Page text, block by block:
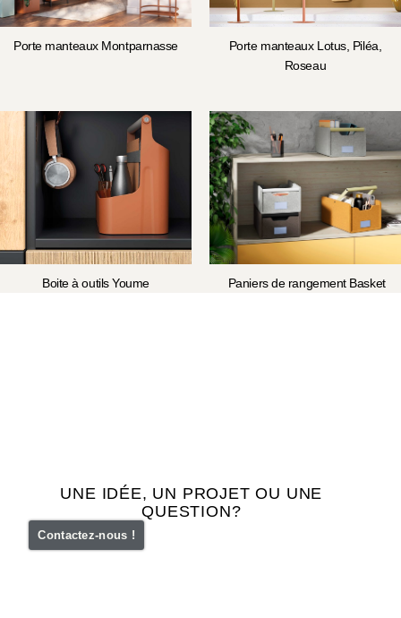
Porte manteaux Montparnasse
Porte manteaux Lotus, Piléa,
Roseau
Boite à outils Youme Paniers de rangement Basket
UNE IDÉE, UN PROJET OU UNE
QUESTION?
Contactez-nous !